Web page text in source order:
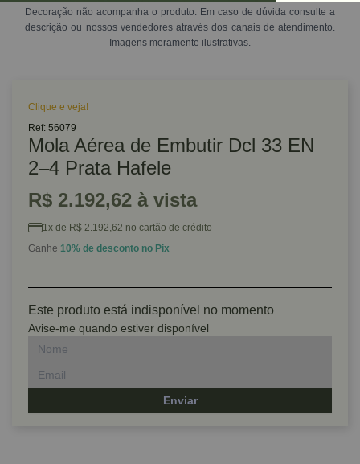
Decoração não acompanha o produto. Em caso de dúvida consulte a
descrição ou nossos vendedores através dos canais de atendimento.
Imagens meramente ilustrativas.
Clique e veja!
Ref: 56079
Mola Aérea de Embutir Dcl 33 EN
2–4 Prata Hafele
R$ 2.192,62 à vista
1x de R$ 2.192,62 no cartão de crédito
Ganhe 10% de desconto no Pix
Este produto está indisponível no momento
Avise-me quando estiver disponível
Enviar